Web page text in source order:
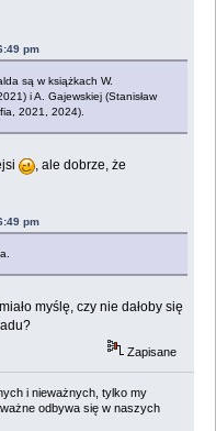
pm
są w książkach W.
i A. Gajewskiej (Stanisław
2021, 2024).
, ale dobrze, że
pm
myślę, czy nie dałoby się
Zapisane
i nieważnych, tylko my
odbywa się w naszych